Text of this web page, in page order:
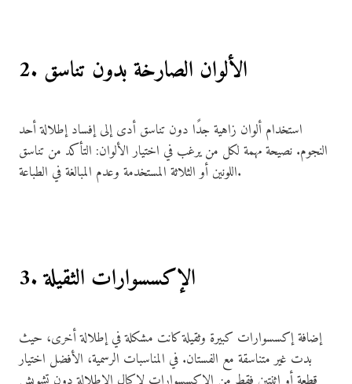
2. الألوان الصارخة بدون تناسق
استخدام ألوان زاهية جدًا دون تناسق أدى إلى إفساد إطلالة أحد
النجوم. نصيحة مهمة لكل من يرغب في اختيار الألوان: التأكد من تناسق
اللونين أو الثلاثة المستخدمة وعدم المبالغة في الطباعة.
3. الإكسسوارات الثقيلة
إضافة إكسسوارات كبيرة وثقيلة كانت مشكلة في إطلالة أخرى، حيث
بدت غير متناسقة مع الفستان. في المناسبات الرسمية، الأفضل اختيار